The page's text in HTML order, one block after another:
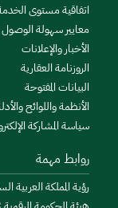
اتفاقية مستوى
معايير سهولة الوصول
الأخبار والإعلانات
الروزنامة العقارية
البيانات المفتوحة
الأنظمة واللوائح
سياسة المشاركة
روابط مهمة
رؤية المملكة العربية